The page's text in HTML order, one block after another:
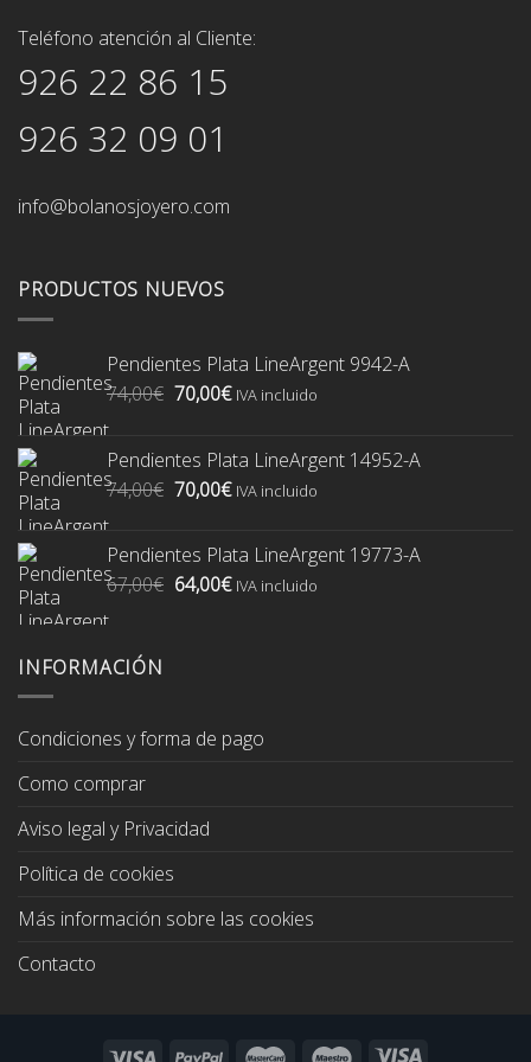
Teléfono atención al Cliente:
926 22 86 15
926 32 09 01
info@bolanosjoyero.com
PRODUCTOS NUEVOS
Pendientes Plata LineArgent 9942-A
74,00€ El
era:
74,00€.
70,00€El
es:
70,00€.
IVA incluido
Pendientes Plata LineArgent 14952-A
74,00€ El
era:
74,00€.
70,00€El
es:
70,00€.
IVA incluido
Pendientes Plata LineArgent 19773-A
67,00€ El
64,00€ElIVA incluido
INFORMACIÓN
Condiciones y forma de pago
Como comprar
Aviso legal y Privacidad
Política de cookies
Más información sobre las cookies
Contacto